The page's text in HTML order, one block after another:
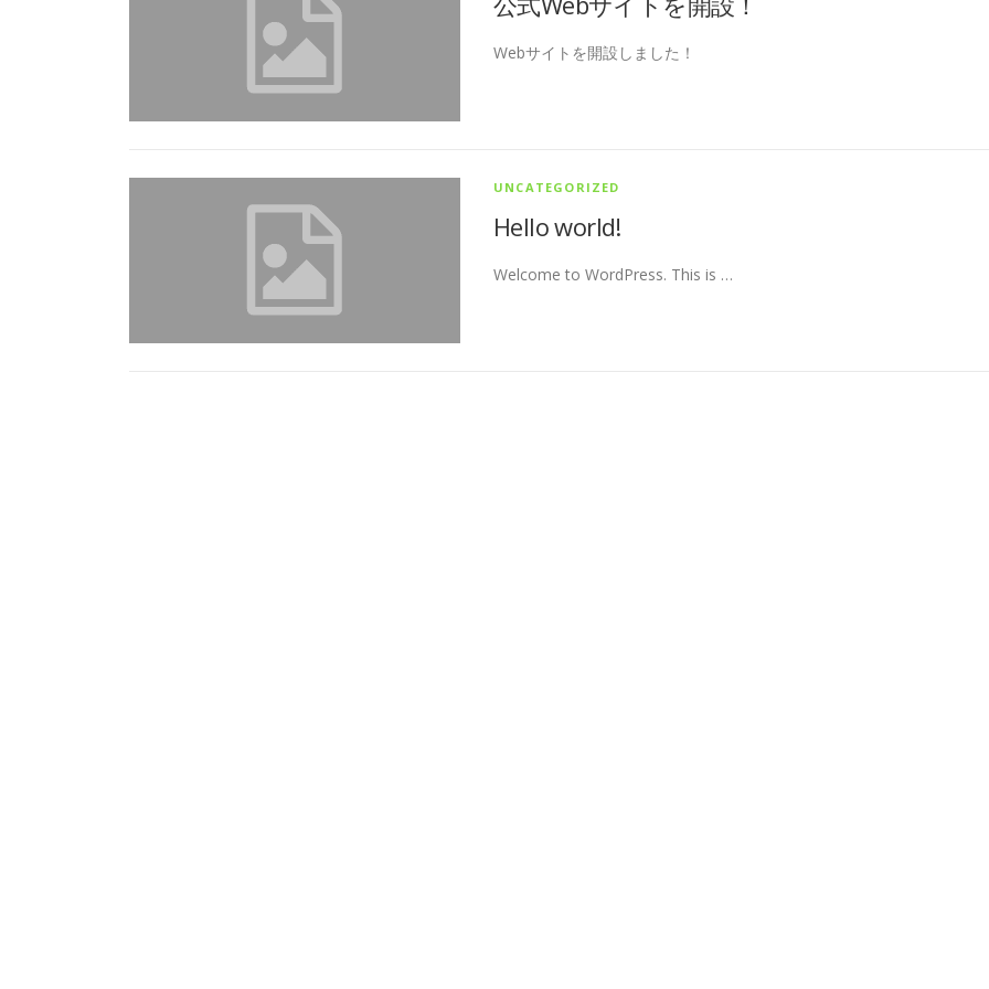
Webサイトを開設しました！
UNCATEGORIZED
Hello world!
Welcome to WordPress. This is …